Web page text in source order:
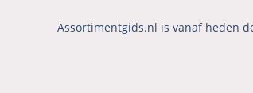
Assortimentgids.nl is vanaf heden